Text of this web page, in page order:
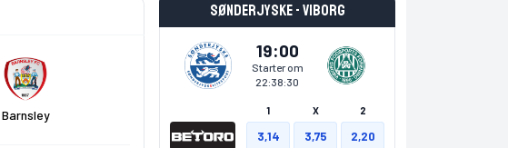
Barnsley
Sønderjyske - Viborg
19:00
Starter om
22:38:30
1 X 2
3,14 3,75 2,20